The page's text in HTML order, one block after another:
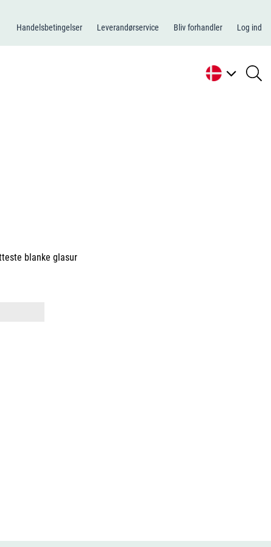
Handelsbetingelser Leverandørservice Bliv forhandler Log ind
blanke glasur